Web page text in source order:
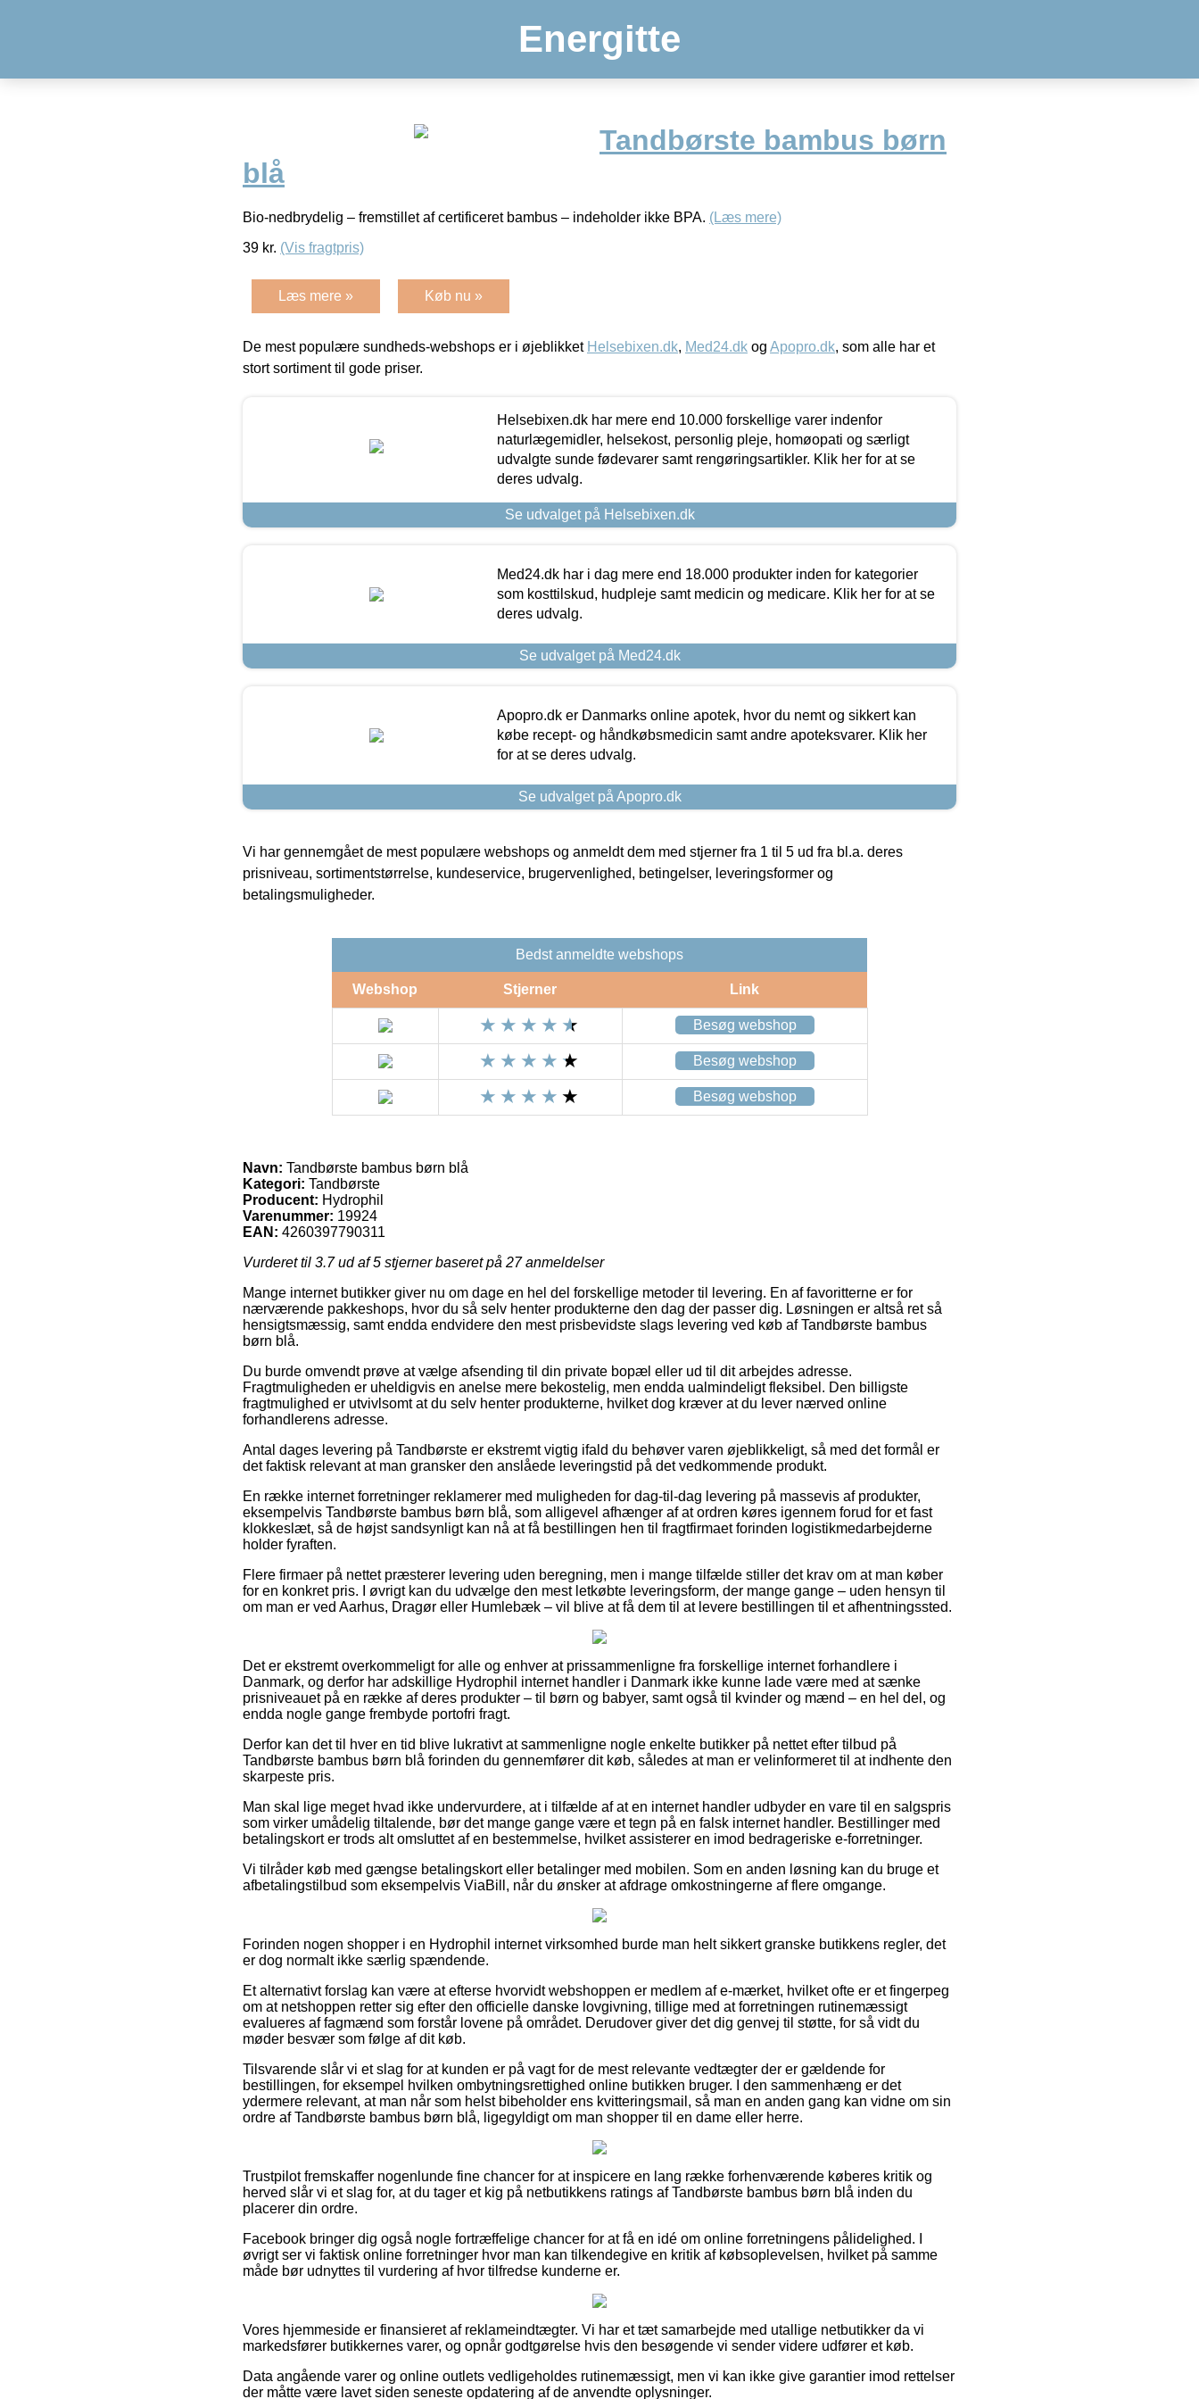
Energitte
Tandbørste bambus børn
blå
Bio-nedbrydelig – fremstillet af certificeret bambus – indeholder ikke BPA. (Læs mere)
39 kr. (Vis fragtpris)
Læs mere » Køb nu »
De mest populære sundheds-webshops er i øjeblikket Helsebixen.dk, Med24.dk og Apopro.dk, som alle har et
stort sortiment til gode priser.
Helsebixen.dk har mere end 10.000 forskellige varer indenfor
naturlægemidler, helsekost, personlig pleje, homøopati og særligt
udvalgte sunde fødevarer samt rengøringsartikler. Klik her for at se
deres udvalg.
Se udvalget på Helsebixen.dk
Med24.dk har i dag mere end 18.000 produkter inden for kategorier
som kosttilskud, hudpleje samt medicin og medicare. Klik her for at se
deres udvalg.
Se udvalget på Med24.dk
Apopro.dk er Danmarks online apotek, hvor du nemt og sikkert kan
købe recept- og håndkøbsmedicin samt andre apoteksvarer. Klik her
for at se deres udvalg.
Se udvalget på Apopro.dk
Vi har gennemgået de mest populære webshops og anmeldt dem med stjerner fra 1 til 5 ud fra bl.a. deres
prisniveau, sortimentstørrelse, kundeservice, brugervenlighed, betingelser, leveringsformer og
betalingsmuligheder.
Bedst anmeldte webshops
Webshop Stjerner Link
Besøg webshop
Besøg webshop
Besøg webshop
Navn: Tandbørste bambus børn blå
Kategori: Tandbørste
Producent: Hydrophil
Varenummer: 19924
EAN: 4260397790311
Vurderet til 3.7ud af 5 stjerner baseret på 27anmeldelser
Mange internet butikker giver nu om dage en hel del forskellige metoder til levering. En af favoritterne er for
nærværende pakkeshops, hvor du så selv henter produkterne den dag der passer dig. Løsningen er altså ret så
hensigtsmæssig, samt endda endvidere den mest prisbevidste slags levering ved køb af Tandbørste bambus
børn blå.
Du burde omvendt prøve at vælge afsending til din private bopæl eller ud til dit arbejdes adresse.
Fragtmuligheden er uheldigvis en anelse mere bekostelig, men endda ualmindeligt fleksibel. Den billigste
fragtmulighed er utvivlsomt at du selv henter produkterne, hvilket dog kræver at du lever nærved online
forhandlerens adresse.
Antal dages levering på Tandbørste er ekstremt vigtig ifald du behøver varen øjeblikkeligt, så med det formål er
det faktisk relevant at man gransker den anslåede leveringstid på det vedkommende produkt.
En række internet forretninger reklamerer med muligheden for dag-til-dag levering på massevis af produkter,
eksempelvis Tandbørste bambus børn blå, som alligevel afhænger af at ordren køres igennem forud for et fast
klokkeslæt, så de højst sandsynligt kan nå at få bestillingen hen til fragtfirmaet forinden logistikmedarbejderne
holder fyraften.
Flere firmaer på nettet præsterer levering uden beregning, men i mange tilfælde stiller det krav om at man køber
for en konkret pris. I øvrigt kan du udvælge den mest letkøbte leveringsform, der mange gange – uden hensyn til
om man er ved Aarhus, Dragør eller Humlebæk – vil blive at få dem til at levere bestillingen til et afhentningssted.
Det er ekstremt overkommeligt for alle og enhver at prissammenligne fra forskellige internet forhandlere i
Danmark, og derfor har adskillige Hydrophil internet handler i Danmark ikke kunne lade være med at sænke
prisniveauet på en række af deres produkter – til børn og babyer, samt også til kvinder og mænd – en hel del, og
endda nogle gange frembyde portofri fragt.
Derfor kan det til hver en tid blive lukrativt at sammenligne nogle enkelte butikker på nettet efter tilbud på
Tandbørste bambus børn blå forinden du gennemfører dit køb, således at man er velinformeret til at indhente den
skarpeste pris.
Man skal lige meget hvad ikke undervurdere, at i tilfælde af at en internet handler udbyder en vare til en salgspris
som virker umådelig tiltalende, bør det mange gange være et tegn på en falsk internet handler. Bestillinger med
betalingskort er trods alt omsluttet af en bestemmelse, hvilket assisterer en imod bedrageriske e-forretninger.
Vi tilråder køb med gængse betalingskort eller betalinger med mobilen. Som en anden løsning kan du bruge et
afbetalingstilbud som eksempelvis ViaBill, når du ønsker at afdrage omkostningerne af flere omgange.
Forinden nogen shopper i en Hydrophil internet virksomhed burde man helt sikkert granske butikkens regler, det
er dog normalt ikke særlig spændende.
Et alternativt forslag kan være at efterse hvorvidt webshoppen er medlem af e-mærket, hvilket ofte er et fingerpeg
om at netshoppen retter sig efter den officielle danske lovgivning, tillige med at forretningen rutinemæssigt
evalueres af fagmænd som forstår lovene på området. Derudover giver det dig genvej til støtte, for så vidt du
møder besvær som følge af dit køb.
Tilsvarende slår vi et slag for at kunden er på vagt for de mest relevante vedtægter der er gældende for
bestillingen, for eksempel hvilken ombytningsrettighed online butikken bruger. I den sammenhæng er det
ydermere relevant, at man når som helst bibeholder ens kvitteringsmail, så man en anden gang kan vidne om sin
ordre af Tandbørste bambus børn blå, ligegyldigt om man shopper til en dame eller herre.
Trustpilot fremskaffer nogenlunde fine chancer for at inspicere en lang række forhenværende køberes kritik og
herved slår vi et slag for, at du tager et kig på netbutikkens ratings af Tandbørste bambus børn blå inden du
placerer din ordre.
Facebook bringer dig også nogle fortræffelige chancer for at få en idé om online forretningens pålidelighed. I
øvrigt ser vi faktisk online forretninger hvor man kan tilkendegive en kritik af købsoplevelsen, hvilket på samme
måde bør udnyttes til vurdering af hvor tilfredse kunderne er.
Vores hjemmeside er finansieret af reklameindtægter. Vi har et tæt samarbejde med utallige netbutikker da vi
markedsfører butikkernes varer, og opnår godtgørelse hvis den besøgende vi sender videre udfører et køb.
Data angående varer og online outlets vedligeholdes rutinemæssigt, men vi kan ikke give garantier imod rettelser
der måtte være lavet siden seneste opdatering af de anvendte oplysninger.